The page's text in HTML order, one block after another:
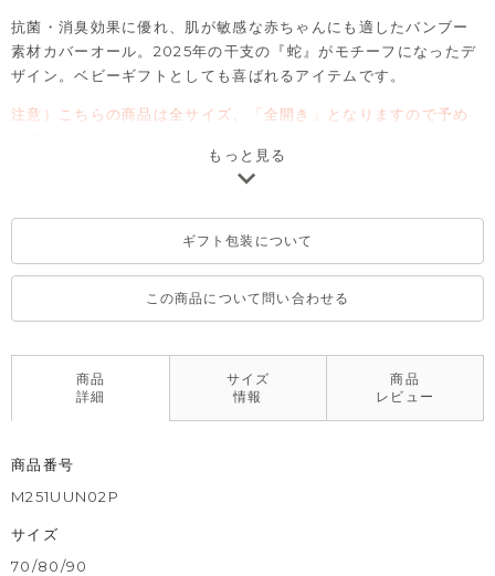
抗菌・消臭効果に優れ、肌が敏感な赤ちゃんにも適したバンブー
素材カバーオール。2025年の干支の『蛇』がモチーフになったデ
ザイン。ベビーギフトとしても喜ばれるアイテムです。
注意）こちらの商品は全サイズ、「全開き」となりますので予め
もっと見る
ギフト包装について
この商品について問い合わせる
商品
詳細
サイズ
情報
商品
レビュー
商品番号
M251UUN02P
サイズ
70/80/90